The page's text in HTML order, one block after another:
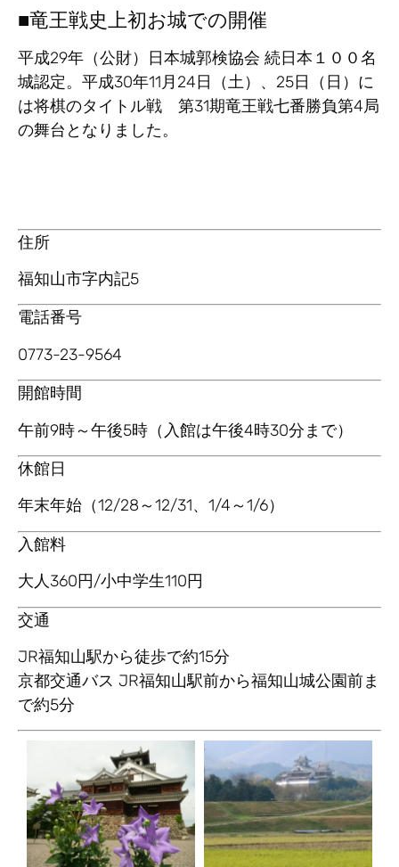
■竜王戦史上初お城での開催
平成29年（公財）日本城郭検協会 続日本１００名
城認定。平成30年11月24日（土）、25日（日）に
は将棋のタイトル戦 第31期竜王戦七番勝負第4局
の舞台となりました。
住所
福知山市字内記5
電話番号
0773-23-9564
開館時間
午前9時～午後5時（入館は午後4時30分まで）
休館日
年末年始（12/28～12/31、1/4～1/6）
入館料
大人360円/小中学生110円
交通
JR福知山駅から徒歩で約15分
京都交通バス JR福知山駅前から福知山城公園前ま
で約5分